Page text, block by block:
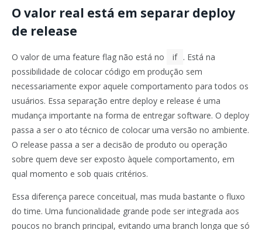
O valor real está em separar deploy
de release
O valor de uma feature flag não está no if . Está na
possibilidade de colocar código em produção sem
necessariamente expor aquele comportamento para todos os
usuários. Essa separação entre deploy e release é uma
mudança importante na forma de entregar software. O deploy
passa a ser o ato técnico de colocar uma versão no ambiente.
O release passa a ser a decisão de produto ou operação
sobre quem deve ser exposto àquele comportamento, em
qual momento e sob quais critérios.
Essa diferença parece conceitual, mas muda bastante o fluxo
do time. Uma funcionalidade grande pode ser integrada aos
poucos no branch principal, evitando uma branch longa que só